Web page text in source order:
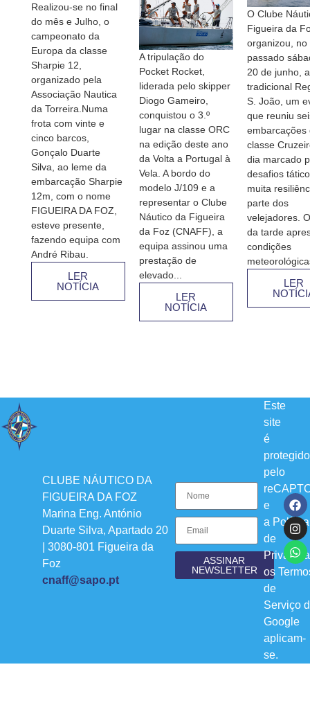
Realizou-se no final
do mês e Julho, o
campeonato da
Europa da classe
Sharpie 12,
organizado pela
Associação Nautica
da Torreira.Numa
frota com vinte e
cinco barcos,
Gonçalo Duarte
Silva, ao leme da
embarcação Sharpie
12m, com o nome
FIGUEIRA DA FOZ,
esteve presente,
fazendo equipa com
André Ribau.
LER
NOTÍCIA
A tripulação do
Pocket Rocket,
liderada pelo skipper
Diogo Gameiro,
conquistou o 3.º
lugar na classe ORC
na edição deste ano
da Volta a Portugal à
Vela. A bordo do
modelo J/109 e a
representar o Clube
Náutico da Figueira
da Foz (CNAFF), a
equipa assinou uma
prestação de
elevado...
LER
NOTÍCIA
O Clube
Figueira da
organizou, no
passado
20 de junho, a
tradicional
S. João, um
que reuniu
embarcações
classe
dia marcado
desafios
muita
parte dos
velejadores.
da tarde
condições
LER
CLUBE NÁUTICO DA
FIGUEIRA DA FOZ
Marina Eng. António
Duarte Silva, Apartado 20
| 3080-801 Figueira da
Foz
cnaff@sapo.pt
ASSINAR
NEWSLETTER
Este
site
é
protegido
pelo
e
a Política
de
os
de
Serviço
Google
aplicam-
se.